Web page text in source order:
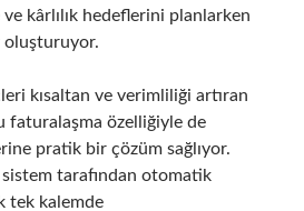
kârlılık hedeflerini planlarken
kısaltan ve verimliliği artıran
faturalaşma özelliğiyle de
pratik bir çözüm sağlıyor.
sistem tarafından otomatik
tek kalemde